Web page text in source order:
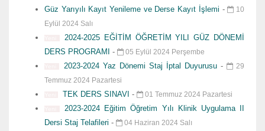
Güz Yarıyılı Kayıt Yenileme ve Derse Kayıt İşlemi -
10
Eylül 2024 Salı
2024-2025 EĞİTİM ÖĞRETİM YILI GÜZ DÖNEMİ
DERS PROGRAMI - 05 Eylül 2024 Perşembe
2023-2024 Yaz Dönemi Staj İptal Duyurusu -
29
Temmuz 2024 Pazartesi
TEK DERS SINAVI - 01 Temmuz 2024 Pazartesi
2023-2024 Eğitim Öğretim Yılı Klinik Uygulama II
Dersi Staj Telafileri - 04 Haziran 2024 Salı